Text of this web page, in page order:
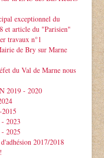
exceptionnel du
et article du "Parisien"
travaux n°1
de Bry sur Marne
du Val de Marne nous
2019 - 2020
2023
2025
2017/2018